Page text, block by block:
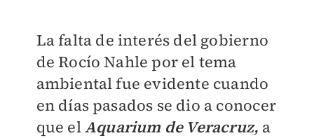
La falta de interés del gobierno
de Rocío Nahle por el tema
ambiental fue evidente cuando
en días pasados se dio a conocer
que elAquarium de Veracruz, a